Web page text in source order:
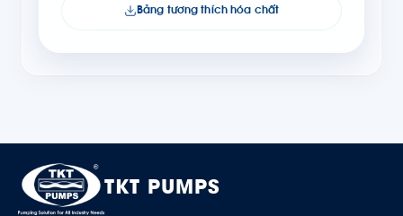
Bảng tương thích hóa chất
TKT PUMPS